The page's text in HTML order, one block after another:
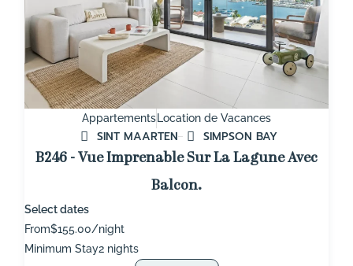
Appartements Location de Vacances
SINT MAARTEN
SIMPSON BAY
B246 - Vue Imprenable Sur La Lagune Avec
Balcon.
Select dates
From$155.00/night
Minimum Stay2 nights